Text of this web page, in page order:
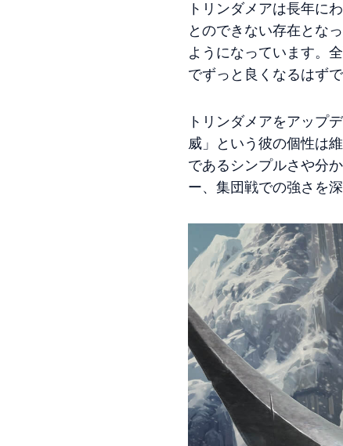
トリンダメアは長年に
とのできない存在とな
ようになっています。
でずっと良くなるはずで
トリンダメアをアップ
威」という彼の個性は
であるシンプルさや分
ー、集団戦での強さを